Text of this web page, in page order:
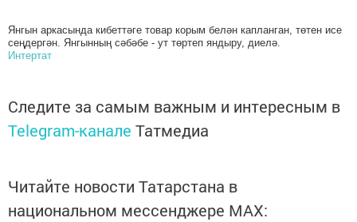
Янгын аркасында кибеттәге товар корым белән капланган, төтен исе
сеңдергән. Янгынның сәбәбе - ут төртеп яндыру, диелә.
Интертат
Следите за самым важным и интересным в
Telegram-канале Татмедиа
Читайте новости Татарстана в
национальном мессенджере MАХ: